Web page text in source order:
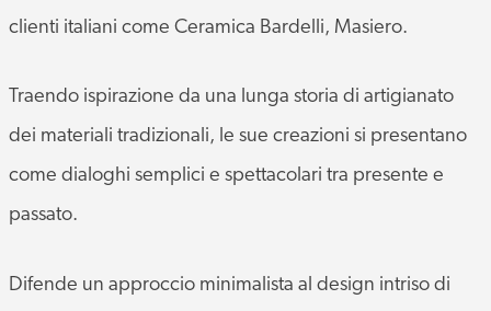
clienti italiani come Ceramica Bardelli, Masiero.
Traendo ispirazione da una lunga storia di artigianato
dei materiali tradizionali, le sue creazioni si presentano
come dialoghi semplici e spettacolari tra presente e
passato.
Difende un approccio minimalista al design intriso di